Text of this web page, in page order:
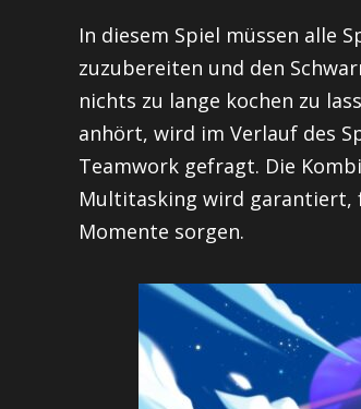
In diesem Spiel müssen alle
zuzubereiten und den
nichts zu lange kochen zu
anhört, wird im Verlauf des
Teamwork gefragt. Die
Multitasking wird garantiert,
Momente sorgen.